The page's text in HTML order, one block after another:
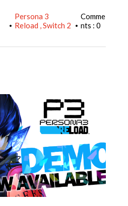
•
Persona 3
Reload Switch 2 •
Comme
nts : 0